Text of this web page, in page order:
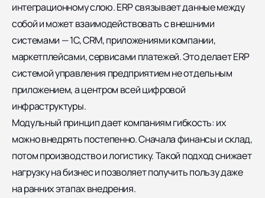
интеграционному слою. ERP связывает данные между
собой и может взаимодействовать с внешними
системами — 1С, CRM, приложениями компании,
маркетплейсами, сервисами платежей. Это делает ERP
системой управления предприятием не отдельным
приложением, а центром всей цифровой
инфраструктуры.
Модульный принцип дает компаниям гибкость: их
можно внедрять постепенно. Сначала финансы и склад,
потом производство и логистику. Такой подход снижает
нагрузку на бизнес и позволяет получить пользу даже
на ранних этапах внедрения.